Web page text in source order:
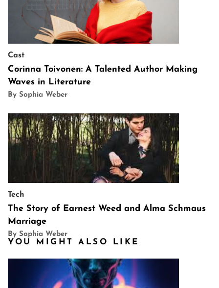
Cast
Corinna Toivonen: A Talented Author Making
Waves in Literature
By Sophia Weber
Tech
The Story of Earnest Weed and Alma Schmaus
Marriage
By Sophia Weber
YOU MIGHT ALSO LIKE